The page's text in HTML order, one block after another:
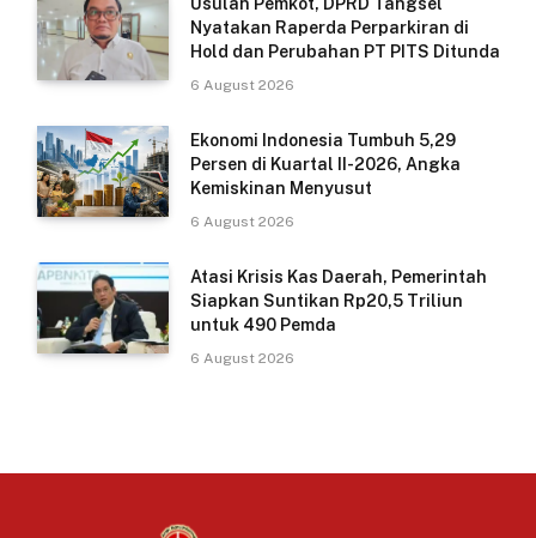
Nyatakan Raperda Perparkiran di
Hold dan Perubahan PT PITS Ditunda
6 August 2026
Ekonomi Indonesia Tumbuh 5,29
Persen di Kuartal II-2026, Angka
Kemiskinan Menyusut
6 August 2026
Atasi Krisis Kas Daerah, Pemerintah
Siapkan Suntikan Rp20,5 Triliun
untuk 490 Pemda
6 August 2026